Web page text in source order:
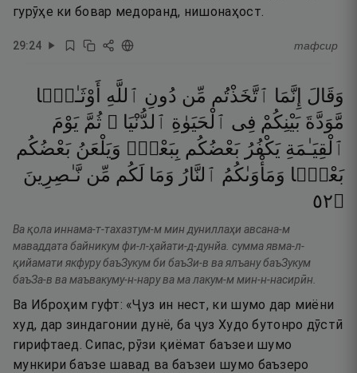
гурӯҳе ки бовар медоранд, нишонаҳост.
29:24 тафсир
وَقَالَ إِنَّمَا ٱتَّخَذْتُم مِّن دُونِ ٱللَّهِ
أَوْثَـٰنًۭا
مَّوَدَّةَ بَيْنِكُمْ فِى ٱلْحَيَوٰةِ ٱلدُّنْيَا ۖ ثُمَّ يَوْمَ
ٱلْقِيَـٰمَةِ يَكْفُرُ بَعْضُكُم بِبَعْضٍۢ وَيَلْعَنُ بَعْضُكُم
بَعْضًۭا وَمَأْوَىٰكُمُ ٱلنَّارُ وَمَا لَكُم مِّن نَّـٰصِرِينَ
۝٢٥
Ва қола иннама-т-тахазтум-м мин дуниллаҳи авсана-м
маваддата байникум фи-л-ҳайати-д-дунйа. сумма явма-л-
қийамати якфуру баъЗукум би баъЗи-в ва ялъану баъЗукум
баъЗа-в ва маъвакуму-н-нару ва ма лакум-м мин-н-насирӣн.
Ва Иброҳим гуфт: «Ҷуз ин нест, ки шумо дар миёни
худ, дар зиндагонии дунё, ба ҷуз Худо бутонро дӯстӣ
гирифтаед. Сипас, рӯзи қиёмат баъзеи шумо
мункири баъзе шавад ва баъзеи шумо баъзеро